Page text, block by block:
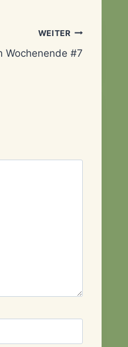
WEITER
Wochenende #7